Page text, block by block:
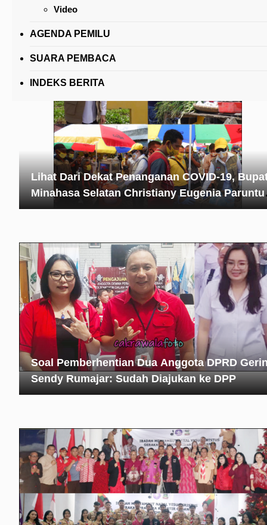
Video
AGENDA PEMILU
SUARA PEMBACA
INDEKS BERITA
Sammy: Tunjukkan Loyalitas dan Dedikasi
Lihat Dari Dekat Penanganan COVID-19,
Minahasa Selatan Christiany Eugenia Paruntu
Sambangi Sejumlah Lokasi
Soal Pemberhentian Dua Anggota DPRD
Sendy Rumajar: Sudah Diajukan ke DPP